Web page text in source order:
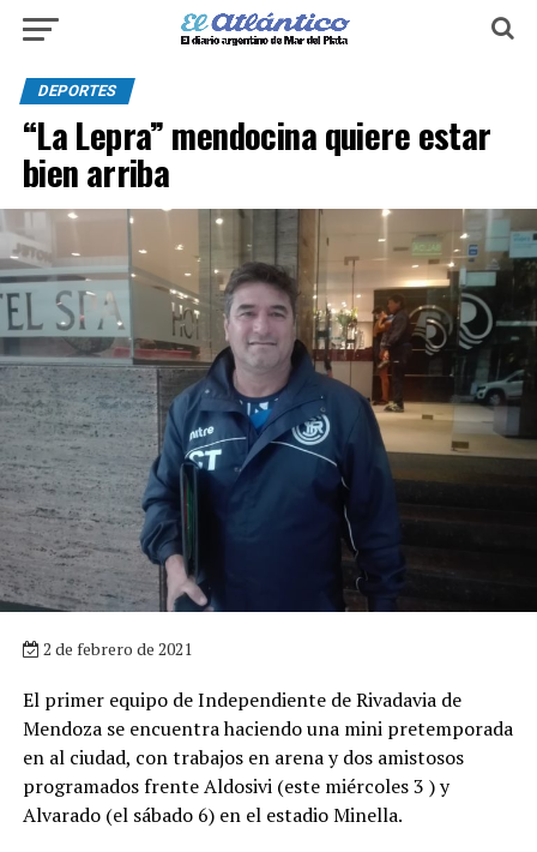
DEPORTES
“La Lepra” mendocina quiere estar
bien arriba
2 de febrero de 2021
El primer equipo de Independiente de Rivadavia de
Mendoza se encuentra haciendo una mini pretemporada
en al ciudad, con trabajos en arena y dos amistosos
programados frente Aldosivi (este miércoles 3 ) y
Alvarado (el sábado 6) en el estadio Minella.